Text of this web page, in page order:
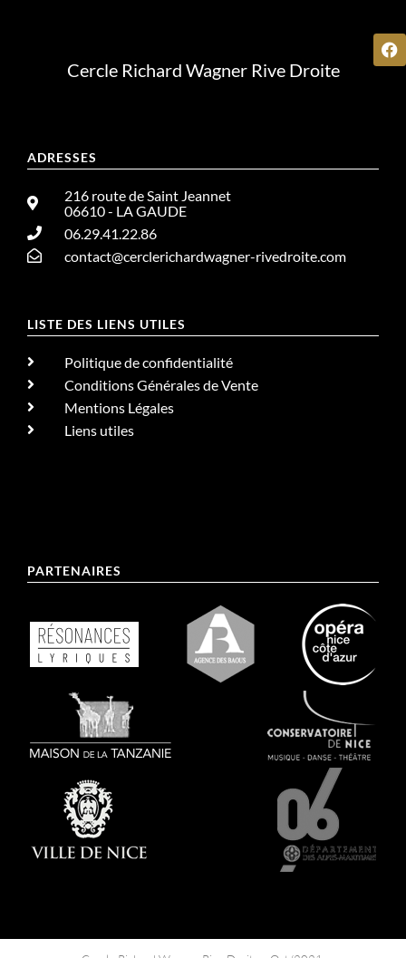
ADRESSES
216 route de Saint Jeannet
06610 - LA GAUDE
06.29.41.22.86
contact@cerclerichardwagner-rivedroite.com
LISTE DES LIENS UTILES
Politique de confidentialité
Conditions Générales de Vente
Mentions Légales
Liens utiles
Cercle Richard Wagner Rive Droite
PARTENAIRES